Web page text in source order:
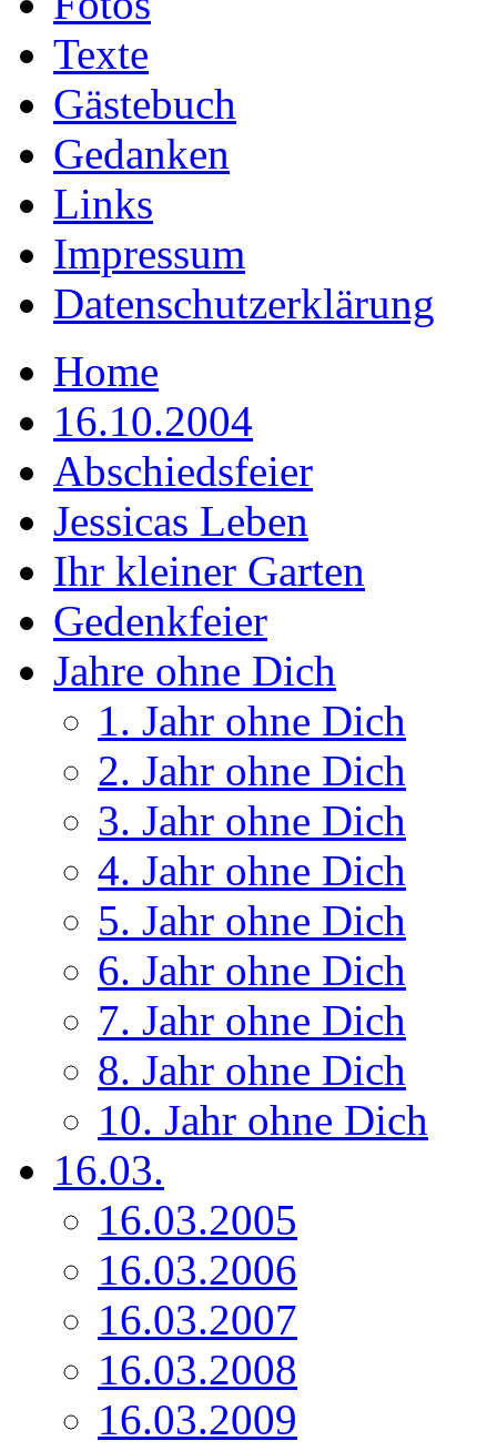
Texte
Gästebuch
Gedanken
Links
Impressum
Datenschutzerklärung
Home
16.10.2004
Abschiedsfeier
Jessicas Leben
Ihr kleiner Garten
Gedenkfeier
Jahre ohne Dich
1. Jahr ohne Dich
2. Jahr ohne Dich
3. Jahr ohne Dich
4. Jahr ohne Dich
5. Jahr ohne Dich
6. Jahr ohne Dich
7. Jahr ohne Dich
8. Jahr ohne Dich
10. Jahr ohne Dich
16.03.
16.03.2005
16.03.2006
16.03.2007
16.03.2008
16.03.2009